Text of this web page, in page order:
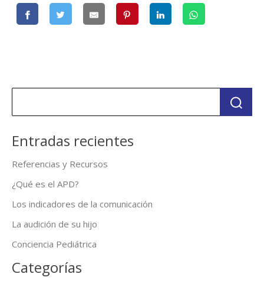
Entradas recientes
Referencias y Recursos
¿Qué es el APD?
Los indicadores de la comunicación
La audición de su hijo
Conciencia Pediátrica
Categorías